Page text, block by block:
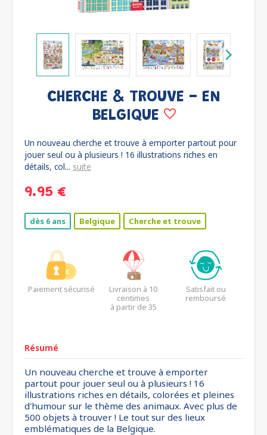
CHERCHE & TROUVE - EN
BELGIQUE
Un nouveau cherche et trouve à emporter partout pour
jouer seul ou à plusieurs ! 16 illustrations riches en
détails, col... suite
9.95 €
dès 6 ans Belgique Cherche et trouve
Paiement sécurisé
Livraison à 10
centimes
à partir de 35
Satisfait ou
remboursé
Résumé
Un nouveau cherche et trouve à emporter
partout pour jouer seul ou à plusieurs ! 16
illustrations riches en détails, colorées et pleines
d'humour sur le thème des animaux. Avec plus de
500 objets à trouver ! Le tout sur des lieux
emblématiques de la Belgique.